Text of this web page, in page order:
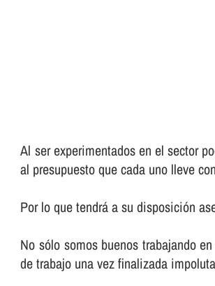
Al ser experimentados en el sector
al presupuesto que cada uno lleve
Por lo que tendrá a su disposición
No sólo somos buenos trabajando
de trabajo una vez finalizada